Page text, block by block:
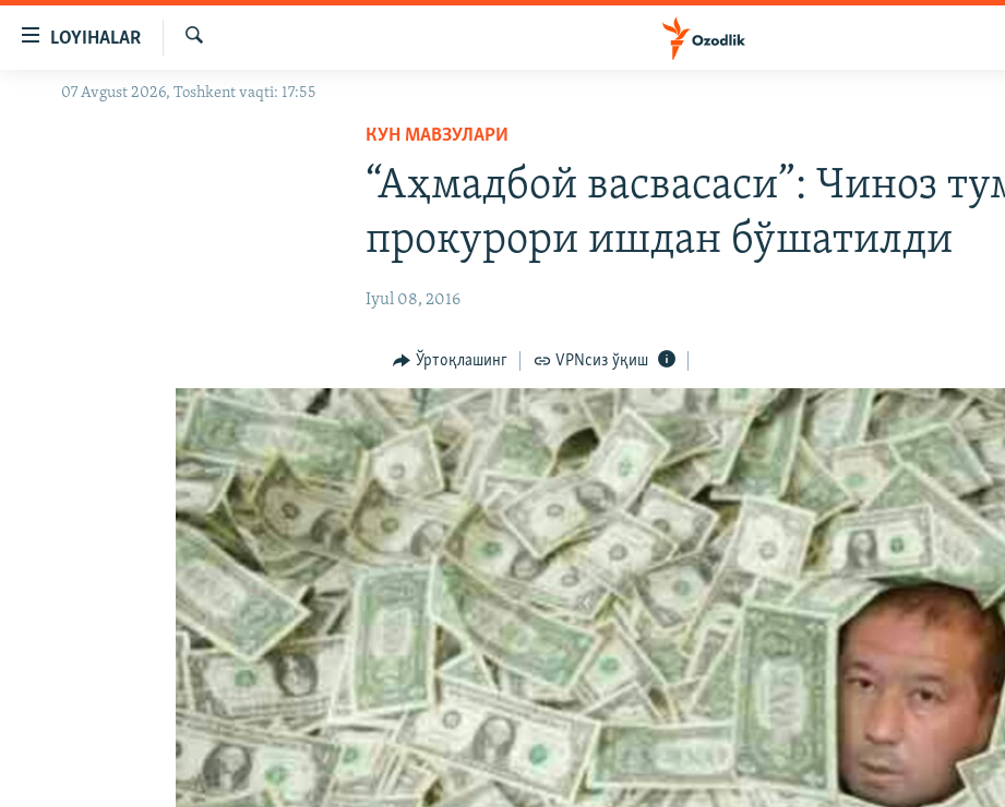
Бош
LOYIHALAR
OZODLIK SURISHTIRUVLARI
Излаш
07 Avgust 2026, Toshkent vaqti: 17:55
КУН МАВЗУЛАРИ
“Аҳмадбой васвасаси”: Чиноз
прокурори ишдан бўшатилди
Iyul 08, 2016
Ўртоқлашинг VPNсиз ўқиш